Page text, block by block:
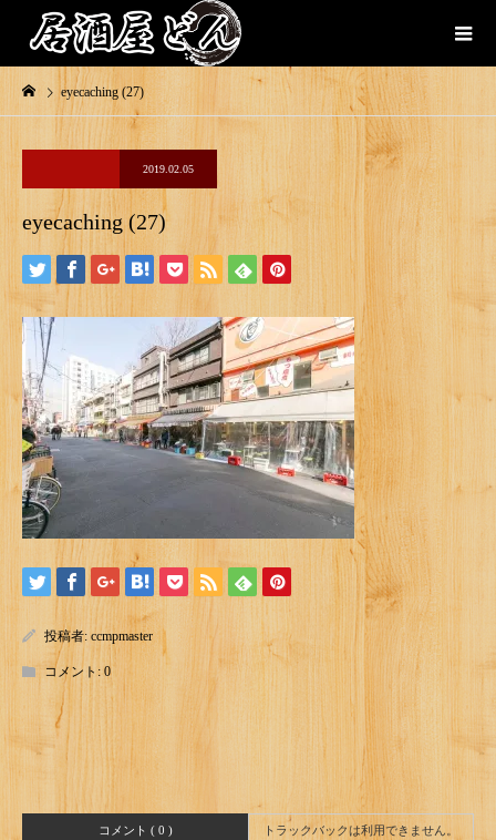
eyecaching (27)
2019.02.05
eyecaching (27)
投稿者: ccmpmaster
コメント: 0
コメント ( 0 ) トラックバックは利用できません。